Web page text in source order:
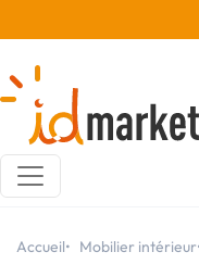
Accueil Mobilier intérieur